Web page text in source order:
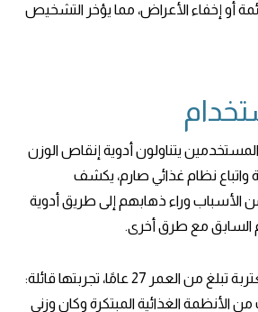
أو إخفاء الأعراض، مما يؤخر التشخيص
يتناولون أدوية إنقاص الوزن
واتباع نظام غذائي صارم، يكشف
الأسباب وراء ذهابهم إلى طريق أدوية
السابق مع طرق أخرى.
شاركت سانيا، وهي مغتربة تبلغ من العمر 27 عامًا، تجربتها قائلة:
الأنظمة الغذائية المبتكرة وكان وزني